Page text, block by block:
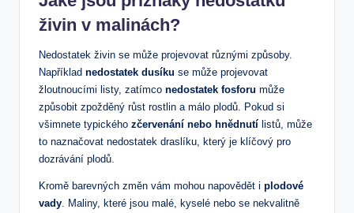
živin v malinách?
Nedostatek živin se může projevovat různými způsoby.
Například nedostatek dusíku se může projevovat
žloutnoucími listy, zatímco nedostatek fosforu může
způsobit zpožděný růst rostlin a málo plodů. Pokud si
všimnete typického zčervenání nebo hnědnutí listů, může
to naznačovat nedostatek draslíku, který je klíčový pro
dozrávání plodů.
Kromě barevných změn vám mohou napovědět i plodové
vady . Maliny, které jsou malé, kyselé nebo se nekvalitně